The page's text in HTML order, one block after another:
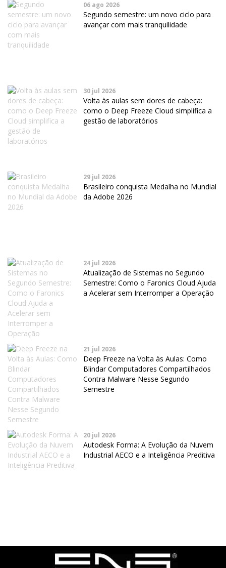
06 ago 2026
Segundo semestre: um novo ciclo para
avançar com mais tranquilidade
30 jul 2026
Volta às aulas sem dores de cabeça:
como o Deep Freeze Cloud simplifica a
gestão de laboratórios
29 jul 2026
Brasileiro conquista Medalha no Mundial
da Adobe 2026
24 jul 2026
Atualização de Sistemas no Segundo
Semestre: Como o Faronics Cloud Ajuda
a Acelerar sem Interromper a Operação
21 jul 2026
Deep Freeze na Volta às Aulas: Como
Blindar Computadores Compartilhados
Contra Malware Nesse Segundo
Semestre
20 jul 2026
Autodesk Forma: A Evolução da Nuvem
Industrial AECO e a Inteligência Preditiva